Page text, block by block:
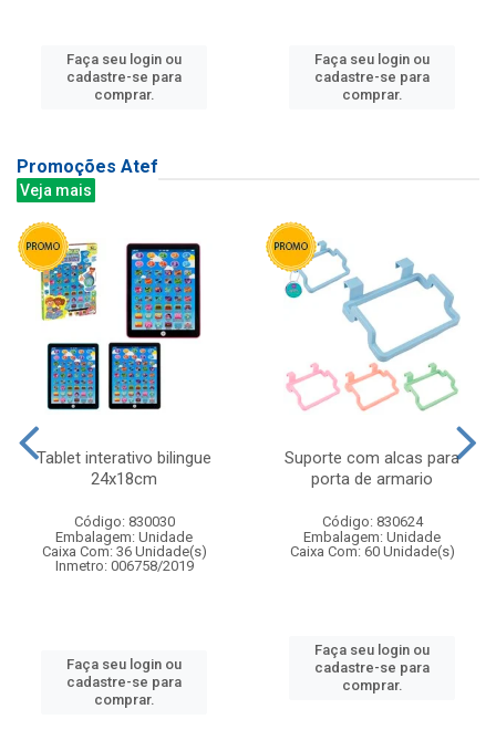
Faça seu login ou
cadastre-se para
comprar.
Faça seu login ou
cadastre-se para
comprar.
Promoções Atef
Veja mais
Tablet interativo bilingue
24x18cm
Código: 830030
Embalagem: Unidade
Caixa Com: 36 Unidade(s)
Inmetro: 006758/2019
Faça seu login ou
cadastre-se para
comprar.
Suporte com alcas para
porta de armario
Código: 830624
Embalagem: Unidade
Caixa Com: 60 Unidade(s)
Faça seu login ou
cadastre-se para
comprar.